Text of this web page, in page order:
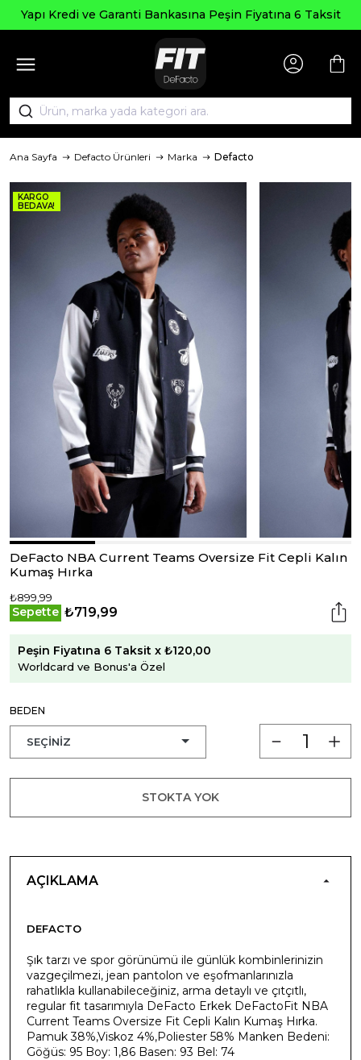
Kredi ve Garanti Bankasına Peşin Fiyatına 6 Taksit
Ana Sayfa Defacto Ürünleri Marka Defacto
KARGO
BEDAVA!
DeFacto NBA Current Teams Oversize Fit Cepli Kalın
Kumaş Hırka
₺899,99
Sepette ₺719,99
Peşin Fiyatına 6 Taksit x ₺120,00
Worldcard ve Bonus'a Özel
BEDEN
STOKTA YOK
AÇIKLAMA
DEFACTO
Şık tarzı ve spor görünümü ile günlük kombinlerinizin
vazgeçilmezi, jean pantolon ve eşofmanlarınızla
rahatlıkla kullanabileceğiniz, arma detaylı ve çıtçıtlı,
regular fit tasarımıyla DeFacto Erkek DeFactoFit NBA
Current Teams Oversize Fit Cepli Kalın Kumaş Hırka.
Pamuk 38%,Viskoz 4%,Poliester 58% Manken Bedeni:
Göğüs: 95 Boy: 1,86 Basen: 93 Bel: 74